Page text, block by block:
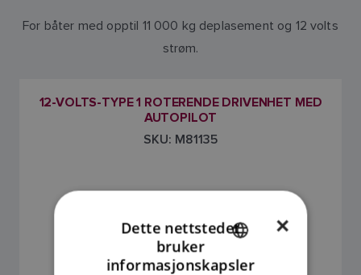
For båter med opptil 11 000 kg deplasement og 12 volts
strøm.
12-VOLTS-TYPE 1 ROTERENDE DRIVENHET MED
AUTOPILOT
SKU: M81135
×
Dette nettstedet
bruker
informasjonskapsler